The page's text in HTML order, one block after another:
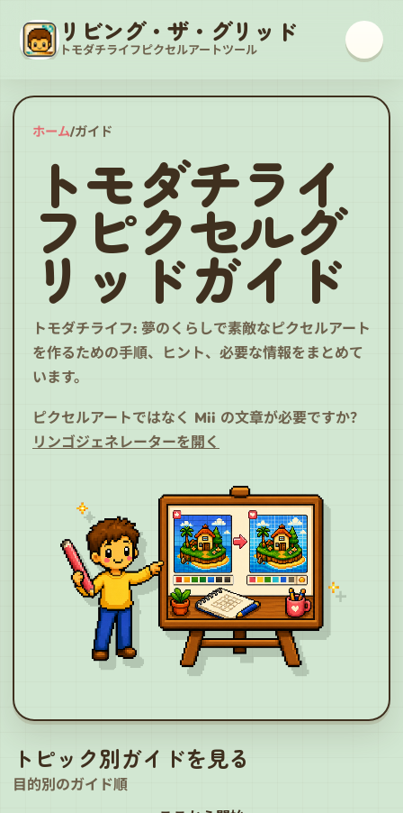
リビング・ザ・グリッド
トモダチライフピクセルアートツール
ホーム/ガイド
トモダチライ
フピクセルグ
リッドガイド
トモダチライフ: 夢のくらしで素敵なピクセルアート
を作るための手順、ヒント、必要な情報をまとめて
います。
ピクセルアートではなく Mii の文章が必要ですか？
リンゴジェネレーターを開く
トピック別ガイドを見る
目的別のガイド順